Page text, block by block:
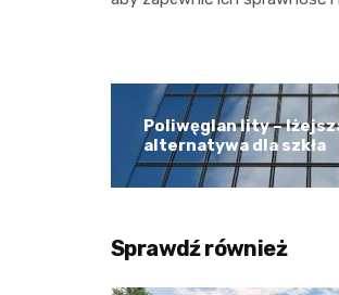
Poliwęglan lity –
alternatywa dla szkła
Sprawdź również